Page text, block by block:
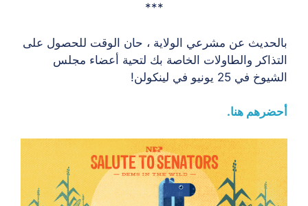
***
بالحديث عن مشرعي الولاية ، حان الوقت للحصول على
التذاكر والطاولات الخاصة بك لتحية أعضاء مجلس
الشيوخ في 25 يونيو في لينكولن!
أحضرهم هنا.